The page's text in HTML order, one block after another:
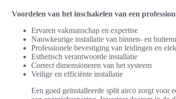
Voordelen van het inschakelen van een
Ervaren vakmanschap en expertise
Nauwkeurige installatie van binnen- en
Professionele bevestiging van leidingen en
Esthetisch verantwoorde installatie
Correct dimensioneren van het systeem
Veilige en efficiënte installatie
Een goed geïnstalleerde split airco zorgt voor